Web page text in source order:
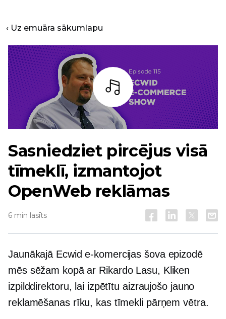
‹ Uz emuāra sākumlapu
Bārs
Sasniedziet pircējus visā
tīmeklī, izmantojot
OpenWeb reklāmas
6 min lasīts
Jaunākajā Ecwid e-komercijas šova epizodē
mēs sēžam kopā ar Rikardo Lasu, Kliken
izpilddirektoru, lai izpētītu aizraujošo jauno
reklamēšanas rīku, kas tīmekli pārņem vētra.